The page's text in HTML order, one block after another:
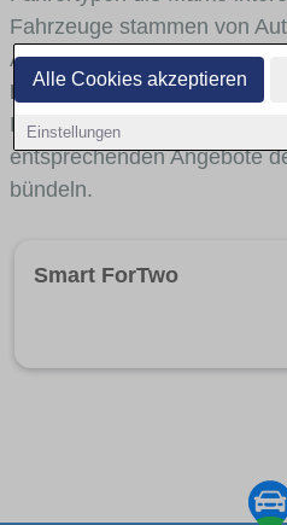
Alle Cookies akzeptieren
Einstellungen
Fahrzeuge stammen von
Autohändlern aus Siegen, die
Bestandhaben. Über
Bedarf zu
entsprechenden Angebote
bündeln.
Smart ForTwo